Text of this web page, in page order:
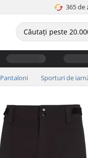
365 de
Pantaloni Sporturi de